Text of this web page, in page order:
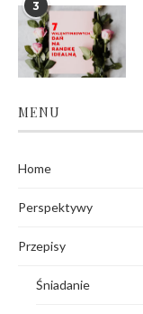
3
MENU
Home
Perspektywy
Przepisy
Śniadanie